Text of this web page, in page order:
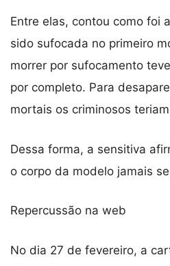
Entre elas, contou como foi
sido sufocada no primeiro
morrer por sufocamento
por completo. Para
mortais os criminosos
Dessa forma, a sensitiva
o corpo da modelo jamais
Repercussão na web
No dia 27 de fevereiro, a